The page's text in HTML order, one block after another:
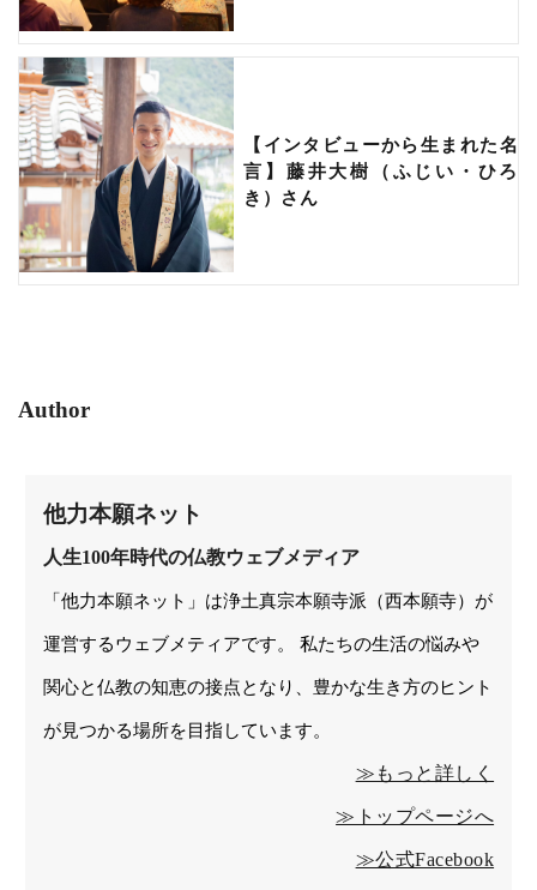
【インタビューから生まれた名
言】藤井大樹（ふじい・ひろ
き）さん
Author
他力本願ネット
人生100年時代の仏教ウェブメディア
「他力本願ネット」は浄土真宗本願寺派（西本願寺）が
運営するウェブメティアです。 私たちの生活の悩みや
関心と仏教の知恵の接点となり、豊かな生き方のヒント
が見つかる場所を目指しています。
≫もっと詳しく
≫トップページへ
≫公式Facebook